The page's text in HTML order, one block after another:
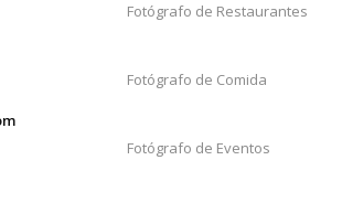
Fotógrafo de Restaurantes
Fotógrafo de Comida
Fotógrafo de Eventos